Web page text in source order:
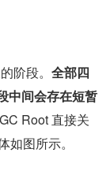
阶段。 全部四
中间会存在短暂
Root 直接关
图所示。